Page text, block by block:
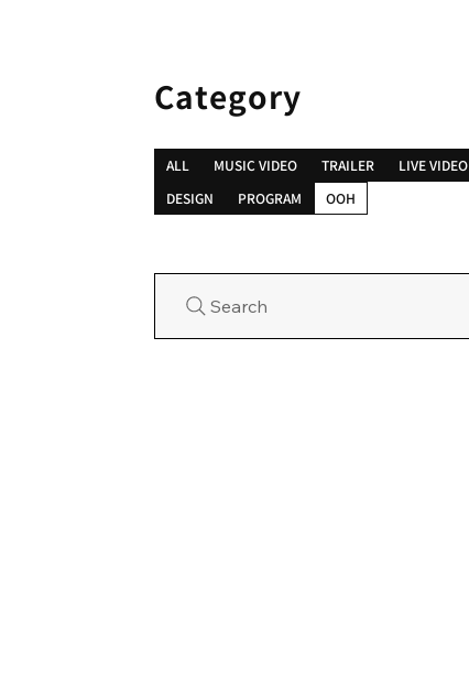
Category
ALL MUSIC VIDEO TRAILER LIVE VIDEO
DESIGN
PROGRAM OOH
Search